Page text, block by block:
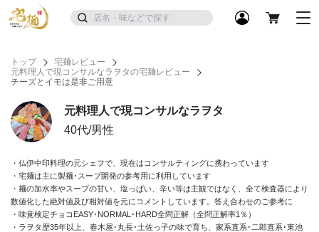
トップ
宅麺レビュー
元料理人で現コンサルなラヲタの宅麺レビュー
チーズとイモは是非ご用意
元料理人で現コンサルなラヲタ
40代/男性
・仏伊中印料理の元シェフで、現在はコンサルティングに携わっています
・宅麺は主に製麺･スープ開発の参考用に利用しています
・麺の加水率やスープの甘い、塩っぱい、辛い等は主観ではなく、全て検査器により
数値化した絶対値及び相対値を元にコメントしています。答え合わせのご参考に
・味覚検定チョコEASY･NORMAL･HARD全問正解（全問正解率1％）
・ラヲタ歴35年以上、春木屋･丸長･土佐っ子の味で育ち、家系直系･二郎直系･東池